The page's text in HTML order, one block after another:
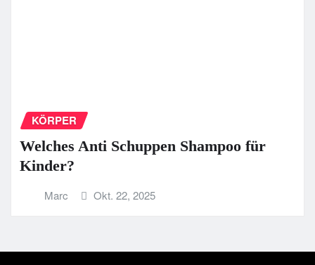
KÖRPER
Welches Anti Schuppen Shampoo für
Kinder?
Marc Okt. 22, 2025